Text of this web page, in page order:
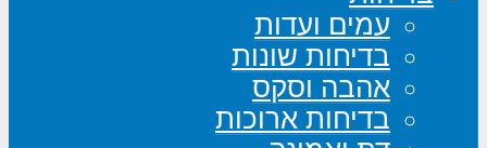
עמים ועדות
בדיחות שונות
אהבה וסקס
בדיחות ארוכות